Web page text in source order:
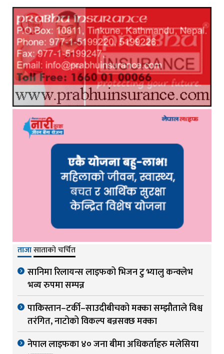
ताजासाताको चर्चित
सानिमा रिलायन्स लाइफको भिजन टु भ्यालु कन्क्लेभ
भव्य रुपमा सम्पन्न
पाकिस्तान–टर्की–साउदीबीचको मक्का सम्झौताले विश्व
तरंगित, नाटोको विकल्प बन्नसक्छ मक्का
नेपाल लाइफका ४० जना बीमा अधिकर्ताहरु मलेसिया